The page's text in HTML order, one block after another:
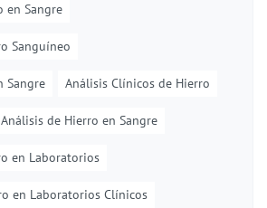
en Sangre
Sanguíneo
Sangre Análisis Clínicos de Hierro
de Hierro en Sangre
en Laboratorios
en Laboratorios Clínicos